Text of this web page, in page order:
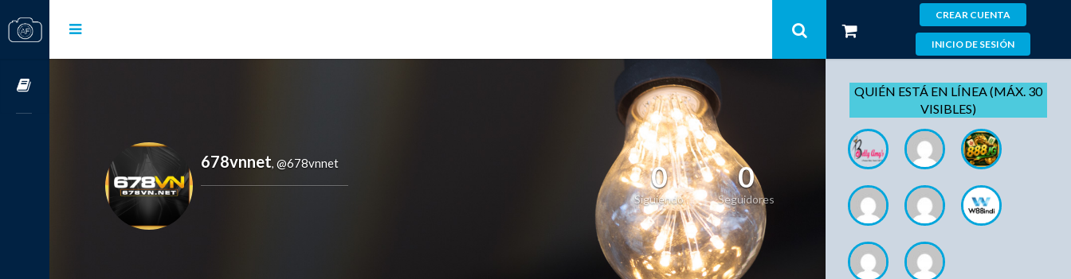
CREAR CUENTA
INICIO DE SESIÓN
678vnnet, @678vnnet 0
Siguiendo
0
Seguidores
QUIÉN ESTÁ EN LÍNEA (MÁX. 30
VISIBLES)